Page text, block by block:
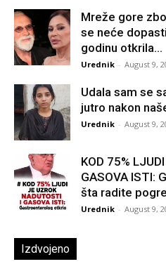
Mreže gore
se neće
godinu otkrila...
Urednik - August 9,
Udala sam se
jutro nakon
Urednik - August 9,
KOD 75%
GASOVA ISTI:
šta radite
Urednik - August 9,
Izdvojeno